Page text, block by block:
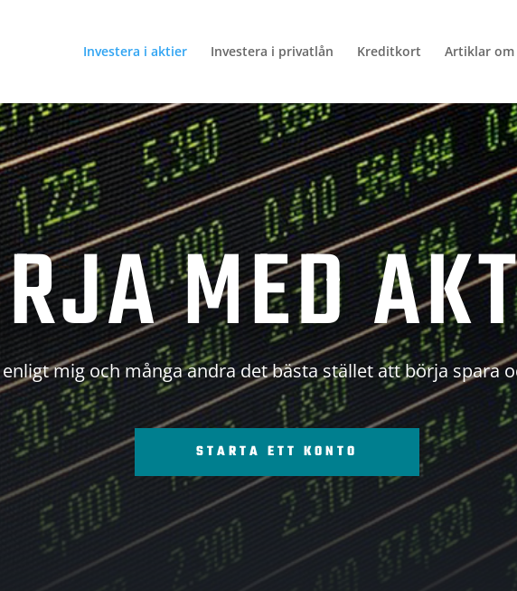
Investera i aktier Investera i privatlån Kreditkort Artiklar om
MED
mig och många andra det bästa stället att börja spara
STARTA ETT KONTO